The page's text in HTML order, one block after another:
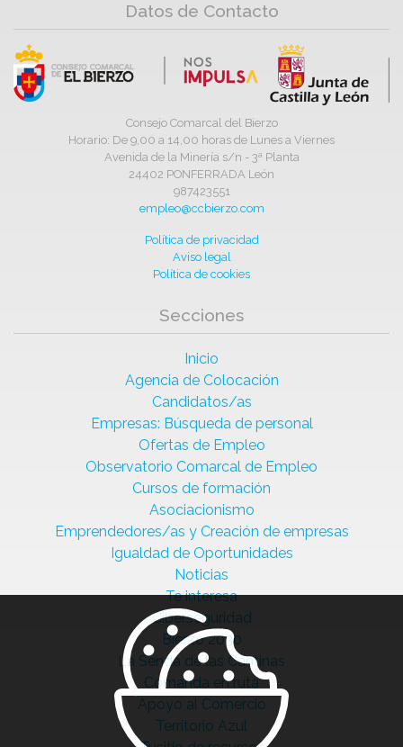
Datos de Contacto
Consejo Comarcal del Bierzo
Horario: De 9,00 a 14,00 horas de Lunes a Viernes
Avenida de la Minería s/n - 3ª Planta
24402 PONFERRADA León
987423551
empleo@ccbierzo.com
Política de privacidad
Aviso legal
Política de cookies
Secciones
Inicio
Agencia de Colocación
Candidatos/as
Empresas: Búsqueda de personal
Ofertas de Empleo
Observatorio Comarcal de Empleo
Cursos de formación
Asociacionismo
Emprendedores/as y Creación de empresas
Igualdad de Oportunidades
Noticias
Te interesa
Ciberseguridad
Bierzo 2030
La Senda de las Cantinas
Comanda en ruta
Apoyo al Comercio
Territorio Azul